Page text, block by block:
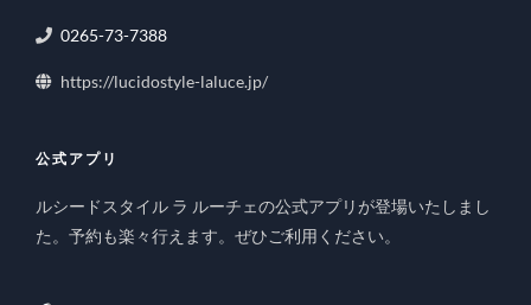
0265-73-7388
https://lucidostyle-laluce.jp/
公式アプリ
ルシードスタイル ラ ルーチェの公式アプリが登場いたしまし
た。予約も楽々行えます。ぜひご利用ください。